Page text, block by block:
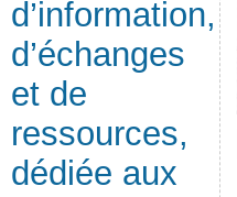
d’information,
d’échanges
et de
ressources,
dédiée aux